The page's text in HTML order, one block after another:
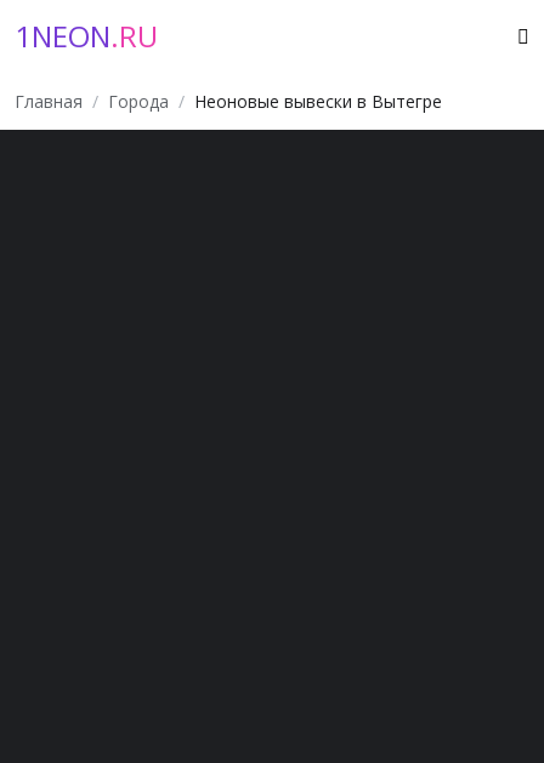
1NEON.RU
Главная Города Неоновые вывески в Вытегре